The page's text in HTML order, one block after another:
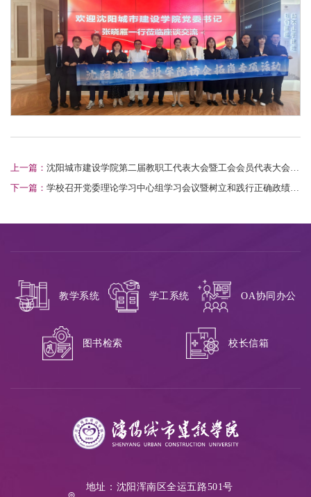
上一篇： 沈阳城市建设学院第二届教职工代表大会暨工会会员代表大会第
一次会议胜利召开
下一篇： 学校召开党委理论学习中心组学习会议暨树立和践行正确政绩观
教学系统 学工系统 OA协同办公
图书检索 校长信箱
地址：沈阳浑南区全运五路501号